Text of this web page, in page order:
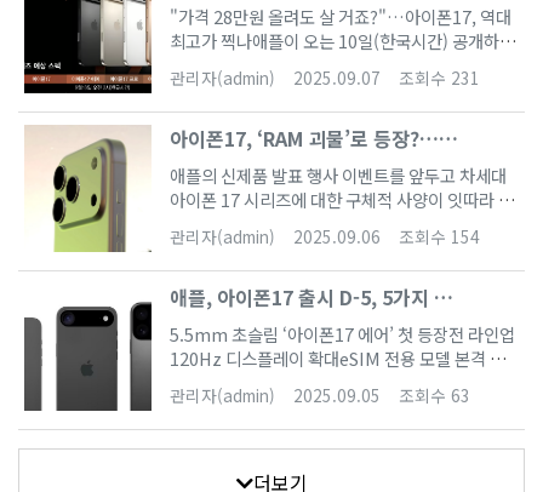
제품에는 멀티터치 트랙패드와 같은 멋진 기능도
탑재됐고 광학디스크 드라이브(ODD)를 제거하는
에 영향을 미쳤다. 하지만, 첫 번째 맥북 에어에는
단점도 적지 않았다. 프로세서와 스토리지 사양
시리즈를 비롯한 신제품을 공개할 예정이다. 유출
된 내용에 따르면, 아이폰17 프로의 카메라는 전작
5배 줌보다 개선된 8배 줌 카메라로 바뀔 전망이다.
춰 개선될 것으로 예상된다. 이 기능은 일부 고급형
안드로이드폰에 적용된 기능으로, 액체가 열을 머
금은 후 가스로 증발하고 다시 액체로 응축되는 과
정을 거치도록 해 열을 낮추는 방식이다. 이 방식은
없기 때문에 공간을 덜 차지해 더 얇고 컴팩트한 기
기에서 장점을 보인다고 알려져 있다.아이폰
아이폰17, 역대 최고가 찍나
"가격 28만원 올려도 살 거죠?"…아이폰17, 역대
최고가 찍나애플이 오는 10일(한국시간) 공개하는
'아이폰17' 시리즈의 출고가가 전작보다 최대 200
달러(약 28만원) 인상될 것이라는 전망이 나왔다.
아이폰 역사상 처음으로 1000달러를 넘는 '아이폰
17 프로'가 등장할 것으로 보인다. 7일 업계와 외신
에 따르면, 아이폰17 시리즈는 아이폰17(6.3인
치), 아이폰17 에어(6.6인치), 아이폰17 프로(6.3
인치), 아이폰17 프로맥스(6.9인치) 등 총 네 가지
모델로 출시된다. 이 중 '에어' 모델은 기존의 플러
보이는 라인업이다. 두께는 약 5.5㎜로 예상되며,
이는 역대 가장 얇았던 아이폰6(6.9㎜)보다 1.4㎜
얇다. '갤럭시S25 엣지'(5.8㎜)보다도 더 슬림하
다. 출고가는 전작 대비 큰 폭의 인상이 예상된다.
작과 동일한 799달러(약 111만원)로 추정했지만
에
관리자(admin) 2025.09.07 조회수 231
아이폰17, ‘RAM 괴물’로 등장?…최
대 12GB 탑재 전망
애플의 신제품 발표 행사 이벤트를 앞두고 차세대
아이폰 17 시리즈에 대한 구체적 사양이 잇따라 유
출되고 있다.이번에는 메모리(RAM) 용량이 핵심
포인트로 떠올랐다.시장조사업체 트렌드포스(Tre
ndForce)에 따르면, 아이폰 17 에어(Air), 프로(P
ro), 프로 맥스(Pro Max) 모델에는 12GB RAM
이 탑재될 전망이다.이는 기존 아이폰 16 시리즈(8
GB) 대비 크게 늘어난 용량으로, 애플이 최근 본격
도입한 AI 서비스 ‘애플 인텔리전스(Apple Intell
igence)’와 고성능 연산 기능을 원활하게 구동하
관리자(admin) 2025.09.06 조회수 154
애플, 아이폰17 출시 D-5, 5가지 관
전포인트
5.5mm 초슬림 ‘아이폰17 에어’ 첫 등장전 라인업
120Hz 디스플레이 확대eSIM 전용 모델 본격 확
산프로 모델의 성능·배터리 혁신 애플이 오는 9월
9일(현지시간, 한국시간 9월 10일 새벽) 신제품 발
표회 ‘원더러스트(Wonderlust)’를 열고 차세대
스마트폰 아이폰17 시리즈를 공개한다. 올해는 디
자인부터 디스플레이, 카메라, 배터리, 출시 전략까
관리자(admin) 2025.09.05 조회수 63
더보기